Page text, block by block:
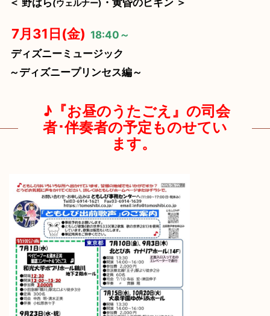
＜ 野ばら(ウェルナー) ・黄昏のビギン ＞
7月31日(金) 18:40～
ディズニーミュージック
～ディズニープリンセス編～
♪『お昼のうたごえ』の司会
者･伴奏者の予定ものせてい
ます。